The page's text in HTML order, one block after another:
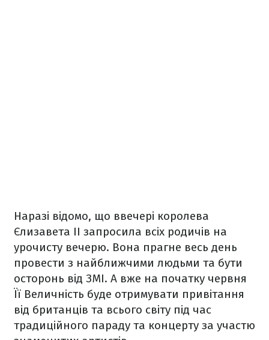
Наразі відомо, що ввечері королева
Єлизавета ІІ запросила всіх родичів на
урочисту вечерю. Вона прагне весь день
провести з найближчими людьми та бути
осторонь від ЗМІ. А вже на початку червня
Її Величність буде отримувати привітання
від британців та всього світу під час
традиційного параду та концерту за участю